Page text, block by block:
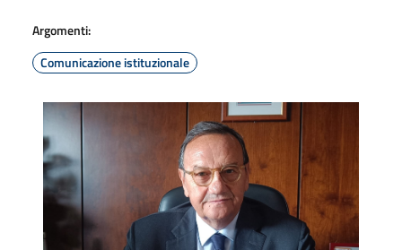
Argomenti:
Comunicazione istituzionale